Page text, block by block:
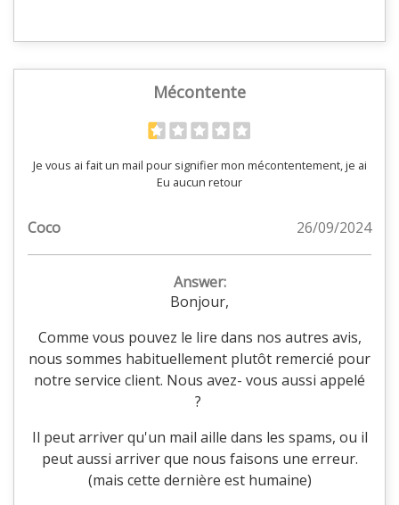
Mécontente
Je vous ai fait un mail pour signifier mon mécontentement, je ai
Eu aucun retour
Coco 26/09/2024
Answer:
Bonjour,
Comme vous pouvez le lire dans nos autres avis,
nous sommes habituellement plutôt remercié pour
notre service client. Nous avez- vous aussi appelé
?
Il peut arriver qu'un mail aille dans les spams, ou il
peut aussi arriver que nous faisons une erreur.
(mais cette dernière est humaine)